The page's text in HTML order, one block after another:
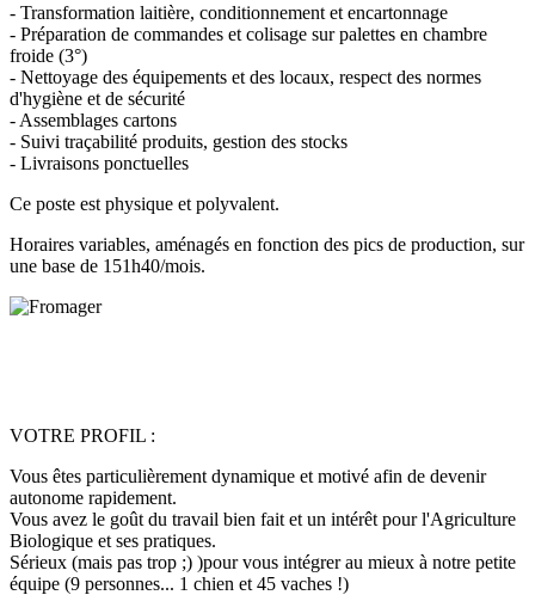
- Transformation laitière, conditionnement et encartonnage
- Préparation de commandes et colisage sur palettes en chambre
froide (3°)
- Nettoyage des équipements et des locaux, respect des normes
d'hygiène et de sécurité
- Assemblages cartons
- Suivi traçabilité produits, gestion des stocks
- Livraisons ponctuelles
Ce poste est physique et polyvalent.
Horaires variables, aménagés en fonction des pics de production, sur
une base de 151h40/mois.
VOTRE PROFIL :
Vous êtes particulièrement dynamique et motivé afin de devenir
autonome rapidement.
Vous avez le goût du travail bien fait et un intérêt pour l'Agriculture
Biologique et ses pratiques.
Sérieux (mais pas trop ;) )pour vous intégrer au mieux à notre petite
équipe (9 personnes... 1 chien et 45 vaches !)